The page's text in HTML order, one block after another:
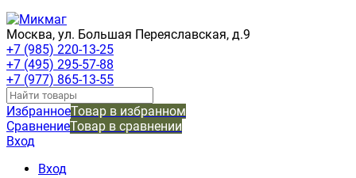
Москва, ул. Большая Переяславская, д.9
+7 (985) 220-13-25
+7 (495) 295-57-88
+7 (977) 865-13-55
ИзбранноеТовар в избранном
СравнениеТовар в сравнении
Вход
Вход